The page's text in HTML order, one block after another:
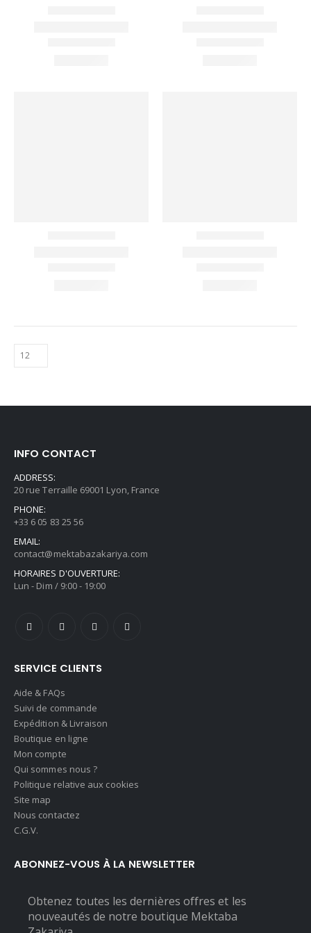
INFO CONTACT
ADDRESS:
20 rue Terraille 69001 Lyon, France
PHONE:
+33 6 05 83 25 56
EMAIL:
contact@mektabazakariya.com
HORAIRES D'OUVERTURE:
Lun - Dim / 9:00 - 19:00
SERVICE CLIENTS
Aide & FAQs
Suivi de commande
Expédition & Livraison
Boutique en ligne
Mon compte
Qui sommes nous ?
Politique relative aux cookies
Site map
Nous contactez
C.G.V.
ABONNEZ-VOUS À LA NEWSLETTER
Obtenez toutes les dernières offres et les
nouveautés de notre boutique Mektaba